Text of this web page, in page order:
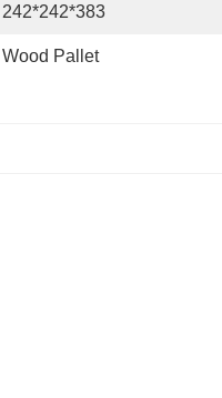
242*242*383
Wood Pallet